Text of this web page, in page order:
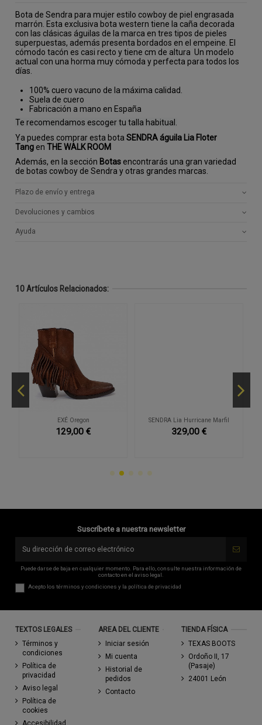
Bota de Sendra para mujer estilo cowboy de piel engrasada
marrón. Esta exclusiva bota western tiene la caña decorada
con las clásicas águilas de la marca en tres tipos de pieles
superpuestas, además presenta bordados en el empeine. El
cómodo tacón es casi recto y tiene cm de altura Un modelo
actual con una horma muy cómoda y perfecta para todos los
días.
100% cuero vacuno de la máxima calidad.
Suela de cuero
Fabricación a mano en España
Te recomendamos escoger tu talla habitual.
Ya puedes comprar esta botaSENDRA águila Lia Floter
Tang enTHE WALK ROOM
Además, en la sección Botas encontrarás una gran variedad
de botas cowboy de Sendra y otras grandes marcas.
Plazo de envío y entrega
Devoluciones y cambios
Ayuda
10 Artículos Relacionados:
EXÉ Oregon
129,00 €
SENDRA Lia Hurricane Marfil
329,00 €
Suscríbete a nuestra newsletter
Puede darse de baja en cualquier momento. Para ello, consulte nuestra información de
contacto en el aviso legal.
Acepto lostérminos y condiciones y la política de privacidad
TEXTOS LEGALES
Términos y
condiciones
Política de
privacidad
Aviso legal
Política de
cookies
Accesibilidad
AREA DEL CLIENTE
Iniciar sesión
Mi cuenta
Historial de
pedidos
Contacto
TIENDA FÍSICA
TEXAS BOOTS
Ordoño II, 17
(Pasaje)
24001 León